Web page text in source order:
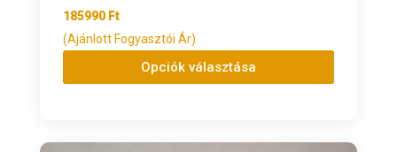
185990 Ft
(Ajánlott Fogyasztói Ár)
Opciók választása